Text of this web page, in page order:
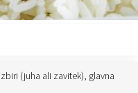
(juha ali zavitek), glavna